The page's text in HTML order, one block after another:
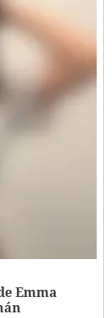
Emma